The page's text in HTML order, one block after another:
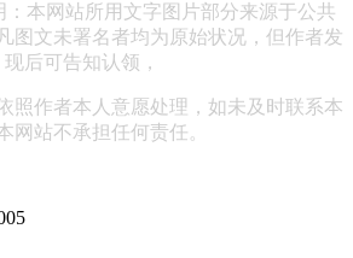
：本网站所用文字图片部分来源于公共
图文未署名者均为原始状况，但作者发
现后可告知认领，
照作者本人意愿处理，如未及时联系本
网站不承担任何责任。